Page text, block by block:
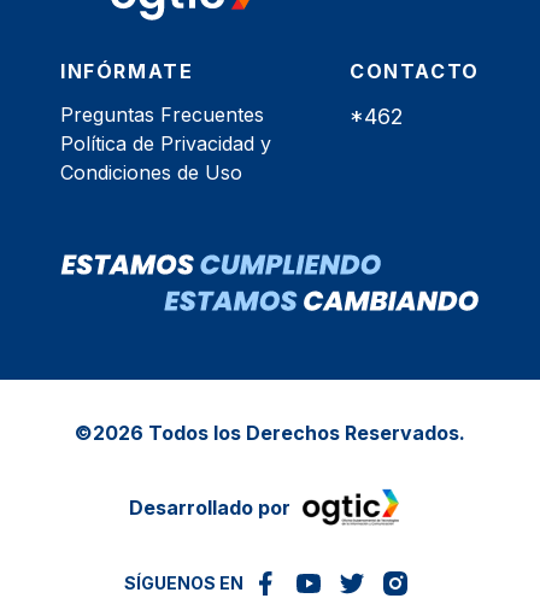
INFÓRMATE
Preguntas Frecuentes
Política de Privacidad y
Condiciones de Uso
CONTACTO
*462
©2026 Todos los Derechos Reservados.
Desarrollado por
SÍGUENOS EN